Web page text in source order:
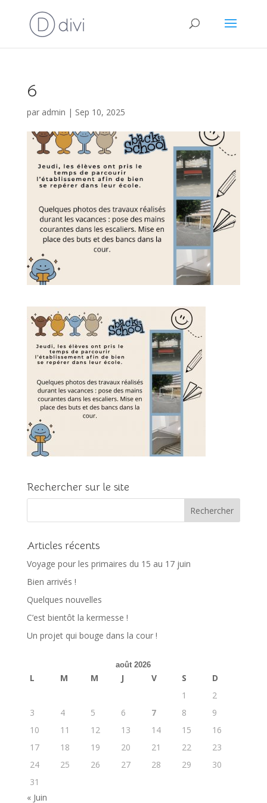
6
par admin | Sep 10, 2025
Rechercher sur le site
Articles récents
Voyage pour les primaires du 15 au 17 juin
Bien arrivés !
Quelques nouvelles
C’est bientôt la kermesse !
Un projet qui bouge dans la cour !
août 2026
L M M J V S
D
1
2
3
4 5 6 7 8
9
10
11 12 13 14 15
16
17
18 19 20 21 22
23
24
25 26 27 28 29
30
31
« Juin